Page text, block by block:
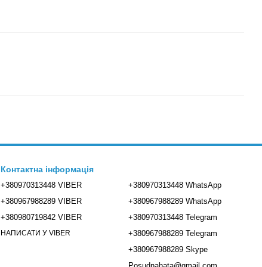
Контактна інформація
+380970313448 VIBER
+380967988289 VIBER
+380980719842 VIBER
НАПИСАТИ У VIBER
+380970313448 WhatsApp
+380967988289 WhatsApp
+380970313448 Telegram
+380967988289 Telegram
+380967988289 Skype